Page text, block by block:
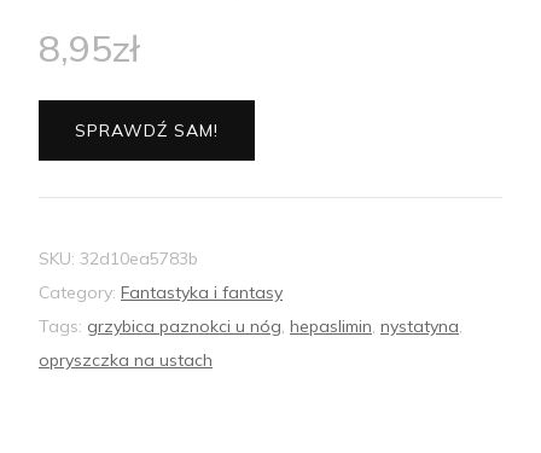
8,95zł
SPRAWDŹ SAM!
SKU: 32d10ea5783b
Category: Fantastyka i fantasy
Tags: grzybica paznokci u nóg, hepaslimin, nystatyna,
opryszczka na ustach